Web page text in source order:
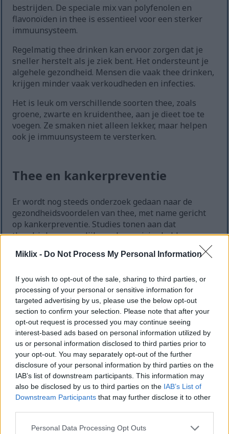
Miklix - Do Not Process My Personal Information
If you wish to opt-out of the sale, sharing to third parties, or
processing of your personal or sensitive information for
targeted advertising by us, please use the below opt-out
section to confirm your selection. Please note that after your
opt-out request is processed you may continue seeing
interest-based ads based on personal information utilized by
us or personal information disclosed to third parties prior to
your opt-out. You may separately opt-out of the further
disclosure of your personal information by third parties on the
IAB’s list of downstream participants. This information may
also be disclosed by us to third parties on the IAB’s List of
Downstream Participants that may further disclose it to other
Please note that this website/app uses one or more Google
Personal Data Processing Opt Outs
bestrijden. De speciale mix van polyfenolen en
flavonoïden in thee is essentieel voor een sterker
immuunsysteem.
Regelmatig thee drinken kan ervoor zorgen dat je
sneller herstelt als je ziek bent. Het ondersteunt je
algehele gezondheid. Mensen die vaak thee drinken,
krijgen minder vaak verkoudheden en infecties.
Het is leuk om verschillende soorten thee, zoals
groene, zwarte en kruidenthee, aan je dieet toe te
voegen. Ze smaken niet alleen lekker, maar helpen
ook je immuunsysteem te versterken.
Thee en kankerpreventie
Er wordt nog steeds onderzoek gedaan naar de
gezondheidsvoordelen van thee, met name gericht
op kankerpreventie. Studies tonen aan dat
theedrinkers mogelijk een lager risico hebben op
bepaalde vormen van kanker. De sleutel ligt in de
polyfenolen, zoals EGCG, die kanker lijken te
Hieronder volgen enkele belangrijke punten over
thee en kankerpreventie:
Mensen die thee drinken, hebben vaak een
lager risico op bepaalde vormen van kanker
dan mensen die geen thee drinken.
Langdurige consumptie van groene thee met
een hoog EGCG-gehalte wordt in verband
gebracht met een afname van verschillende
soorten kanker.
De voedingsgewoonten en leefstijlfactoren van
theedrinkers bieden inzicht in hun algehele